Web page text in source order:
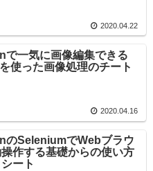
2020.04.22
で一気に画像編集できる
使った画像処理のチート
2020.04.16
のSeleniumでWebブラウ
作する基礎からの使い方
ート